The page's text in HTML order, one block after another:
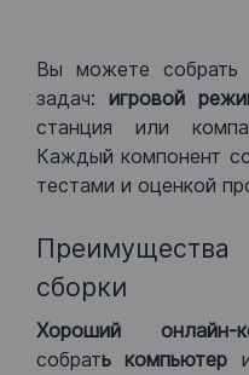
Вы можете собрать
задач: игровой
станция или
Каждый компонент
тестами и оценкой
сборки
Хороший онлайн-
собрать компьютер